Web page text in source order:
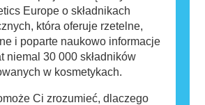
Europe o składnikach
która oferuje rzetelne,
i poparte naukowo informacje
niemal 30 000 składników
w kosmetykach.
Ci zrozumieć, dlaczego